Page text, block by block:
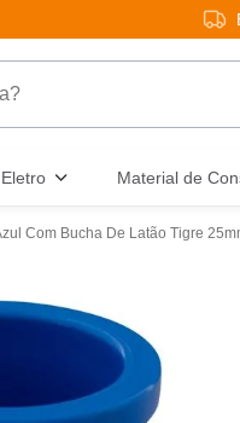
Eletro Material de
Com Bucha De Latão Tigre